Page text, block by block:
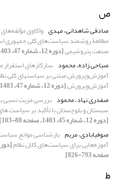
ص
صادقی شاهدانی، مهدی واکاوی
مطالعۀ روشمند سیاست‌های کلی جمهوری
صنعت پتروشیمی[دوره 12، شماره 47، 1403، صفحه 616-654]
صباحی زاده، محمود سازِکارهای
آموزش‌وپرورش مبتنی بر سیاست‏های کلی
آموزش‌وپرورش[دوره 12، شماره 47، 1403، صفحه 452-482]
صفدری نهاد، محمود بررسی مزیت نسبی
سیستان و بلوچستان با تأکید بر سیاست
[دوره 12، شماره 45، 1403، صفحه 88-103]
صوفیابادی، مریم بازشناسی موانع
آموزه‌هایی برای سیاست‌های کلان نظام
صفحه 793-826]
ط